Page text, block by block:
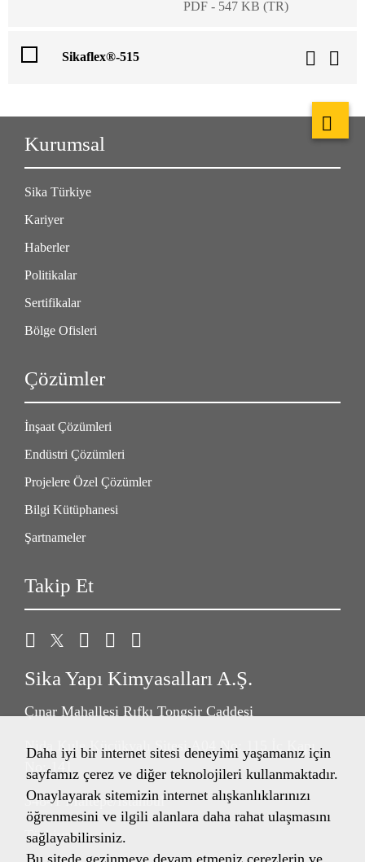
PDF - 547 KB (TR)
Sikaflex®-515
Kurumsal
Sika Türkiye
Kariyer
Haberler
Politikalar
Sertifikalar
Bölge Ofisleri
Çözümler
İnşaat Çözümleri
Endüstri Çözümleri
Projelere Özel Çözümler
Bilgi Kütüphanesi
Şartnameler
Takip Et
Sika Yapı Kimyasalları A.Ş.
Çınar Mahallesi Rıfkı Tongsir Caddesi
Nida Kule Küçükyalı Sitesi A04 No: 115 İç Kapı
No: 141
34841 Maltepe/İstanbul
Türkiye
Daha iyi bir internet sitesi deneyimi yaşamanız için
sayfamız çerez ve diğer teknolojileri kullanmaktadır.
Onaylayarak sitemizin internet alışkanlıklarınızı
öğrenmesini ve ilgili alanlara daha rahat ulaşmasını
sağlayabilirsiniz.
Bu sitede gezinmeye devam etmeniz çerezlerin ve